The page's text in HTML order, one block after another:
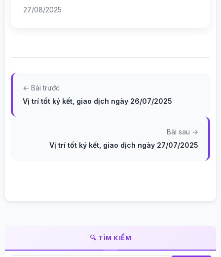
27/08/2025
← Bài trước
Vị trí tốt ký kết, giao dịch ngày 26/07/2025
Bài sau →
Vị trí tốt ký kết, giao dịch ngày 27/07/2025
🔍 TÌM KIẾM